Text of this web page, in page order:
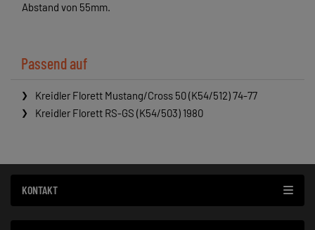
Abstand von 55mm.
Passend auf
Kreidler Florett Mustang/Cross 50 (K54/512) 74-77
Kreidler Florett RS-GS (K54/503) 1980
KONTAKT